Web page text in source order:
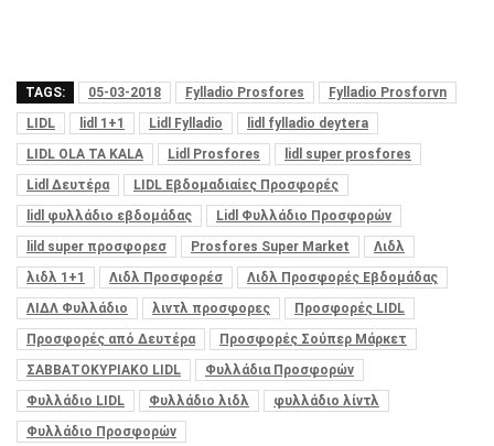
TAGS: 05-03-2018 Fylladio Prosfores
Fylladio Prosforvn
LIDL
lidl 1+1 Lidl Fylladio
lidl fylladio deytera
LIDL OLA TA KALA
Lidl Prosfores
lidl super prosfores
Lidl Δευτέρα
LIDL Εβδομαδιαίες Προσφορές
lidl φυλλάδιο εβδομάδας
Lidl Φυλλάδιο Προσφορών
lild super προσφορεσ
Prosfores Super Market
Λιδλ
λιδλ 1+1
Λιδλ Προσφορέσ
Λιδλ Προσφορές Εβδομάδας
ΛΙΔΛ Φυλλάδιο
λιντλ προσφορες
Προσφορές LIDL
Προσφορές από Δευτέρα
Προσφορές Σούπερ Μάρκετ
ΣΑΒΒΑΤΟΚΥΡΙΑΚΟ LIDL
Φυλλάδια Προσφορών
Φυλλάδιο LIDL
Φυλλάδιο λιδλ
φυλλάδιο λίντλ
Φυλλάδιο Προσφορών